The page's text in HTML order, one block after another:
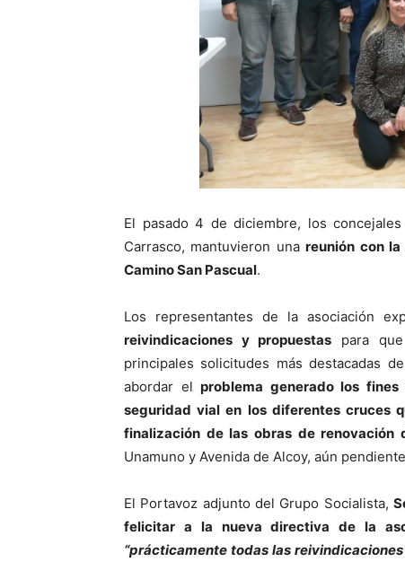
El pasado 4 de diciembre, los
Carrasco, mantuvieron unareunión con
Camino San Pascual.
Los representantes de la asociación
reivindicaciones y propuestas para
principales solicitudes más destacadas
abordar el problema generado los
seguridad vial en los diferentes cruces
finalización de las obras de renovación
Unamuno y Avenida de Alcoy, aún
El Portavoz adjunto del Grupo Socialista,
felicitar a la nueva directiva de la
“prácticamente todas las